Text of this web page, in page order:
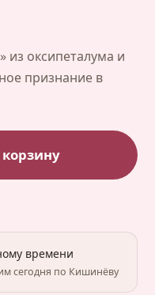
из оксипеталума и
признание в
корзину
времени
сегодня по Кишинёву